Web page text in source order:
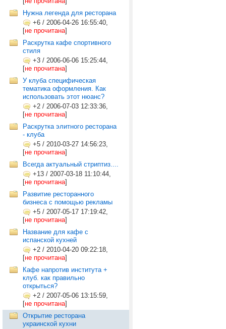
Нужна легенда для ресторана
+6 / 2006-04-26 16:55:40,
[не прочитана]
Раскрутка кафе спортивного
стиля
+3 / 2006-06-06 15:25:44,
[не прочитана]
У клуба специфическая
тематика оформления. Как
использовать этот нюанс?
+2 / 2006-07-03 12:33:36,
[не прочитана]
Раскрутка элитного ресторана
- клуба
+5 / 2010-03-27 14:56:23,
[не прочитана]
Всегда актуальный стриптиз....
+13 / 2007-03-18 11:10:44,
[не прочитана]
Развитие ресторанного
бизнеса с помощью рекламы
+5 / 2007-05-17 17:19:42,
[не прочитана]
Название для кафе с
испанской кухней
+2 / 2010-04-20 09:22:18,
[не прочитана]
Кафе напротив института +
клуб. как правильно
открыться?
+2 / 2007-05-06 13:15:59,
[не прочитана]
Открытие ресторана
украинской кухни